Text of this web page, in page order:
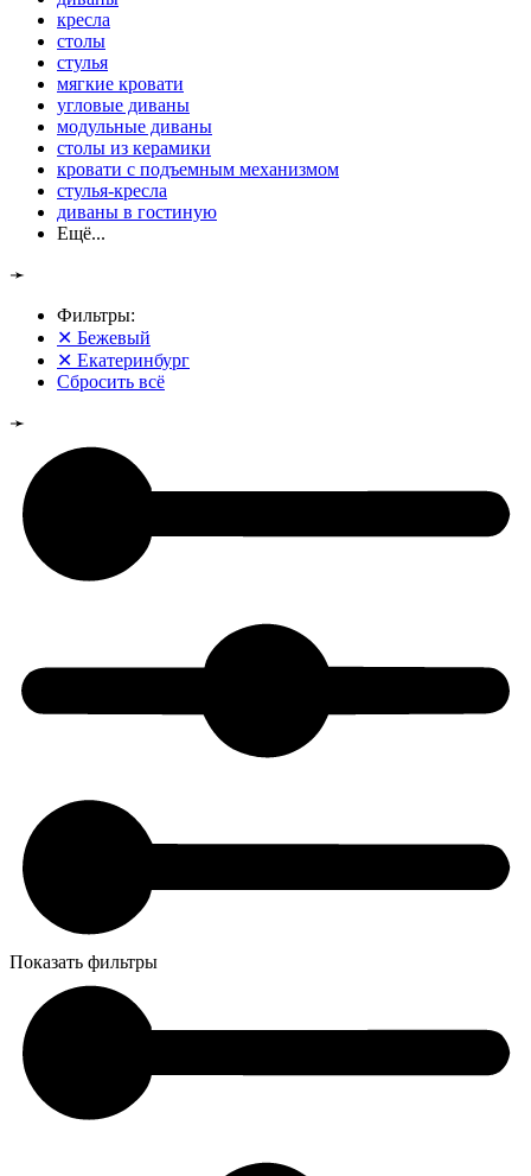
кресла
столы
стулья
мягкие кровати
угловые диваны
модульные диваны
столы из керамики
кровати с подъемным механизмом
стулья-кресла
диваны в гостиную
Ещё...
➛
Фильтры:
✕ Бежевый
✕ Екатеринбург
Сбросить всё
➛
Показать фильтры